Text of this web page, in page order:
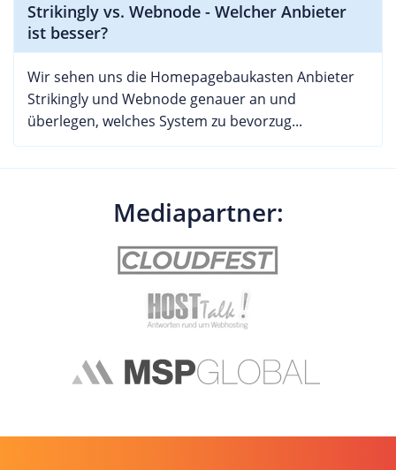
Strikingly vs. Webnode - Welcher Anbieter
ist besser?
Wir sehen uns die Homepagebaukasten Anbieter
Strikingly und Webnode genauer an und
überlegen, welches System zu bevorzug...
Mediapartner: